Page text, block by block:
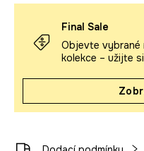
Final Sale
Objevte vybrané
kolekce – užijte